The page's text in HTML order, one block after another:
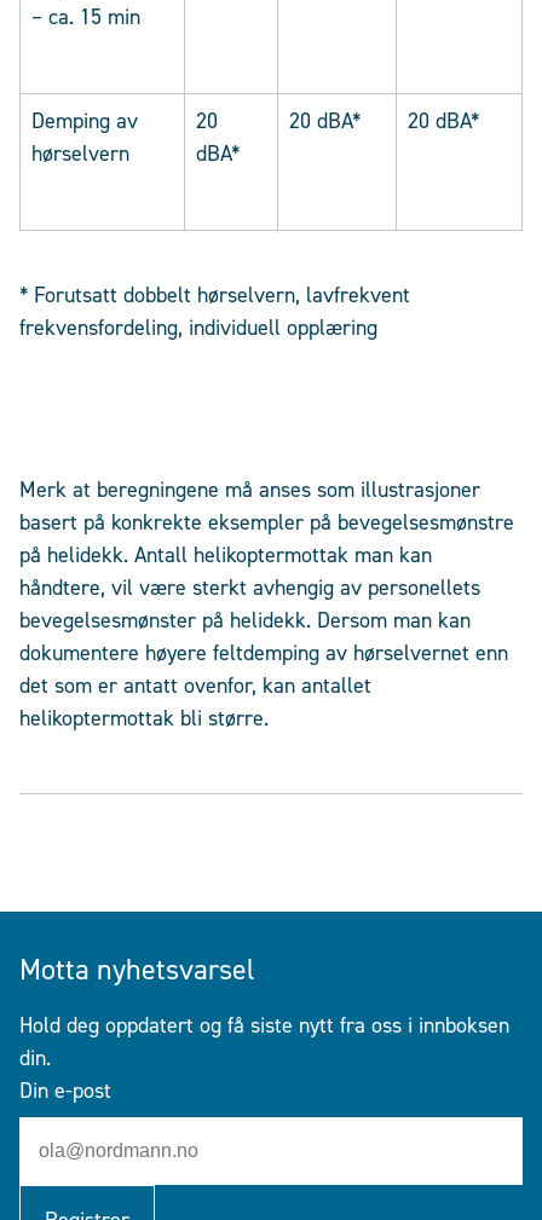
– ca. 15 min
Demping av
hørselvern
20
dBA*
20 dBA* 20 dBA*
* Forutsatt dobbelt hørselvern, lavfrekvent
frekvensfordeling, individuell opplæring
Merk at beregningene må anses som illustrasjoner
basert på konkrekte eksempler på bevegelsesmønstre
på helidekk. Antall helikoptermottak man kan
håndtere, vil være sterkt avhengig av personellets
bevegelsesmønster på helidekk. Dersom man kan
dokumentere høyere feltdemping av hørselvernet enn
det som er antatt ovenfor, kan antallet
helikoptermottak bli større.
Motta nyhetsvarsel
Hold deg oppdatert og få siste nytt fra oss i innboksen
din.
Din e-post